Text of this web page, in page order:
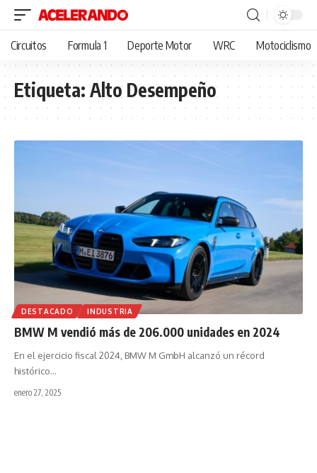
Circuitos Formula 1 Deporte Motor WRC Motociclismo
Etiqueta:Alto Desempeño
DESTACADO INDUSTRIA
BMW M vendió más de 206.000 unidades en 2024
En el ejercicio fiscal 2024, BMW M GmbH alcanzó un récord
histórico…
enero 27, 2025